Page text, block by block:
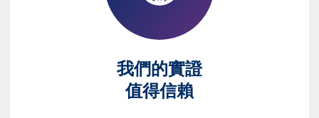
我們的實證
值得信賴